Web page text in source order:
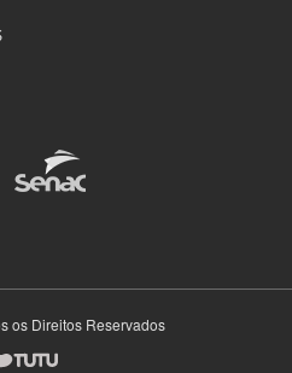
os Direitos Reservados